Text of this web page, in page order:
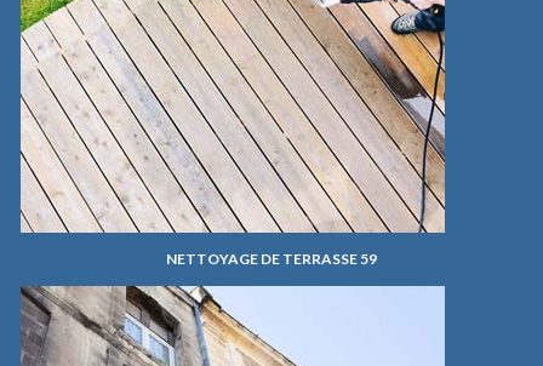
NETTOYAGE DE TERRASSE 59